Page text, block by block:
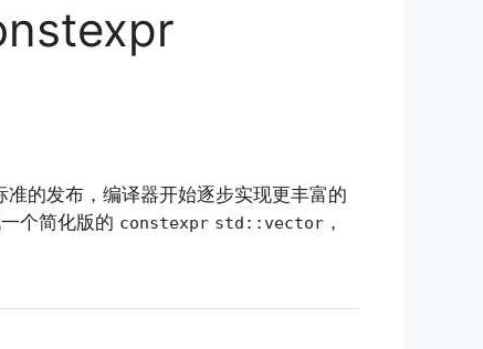
的发布，编译器开始逐步实现更丰富的
个简化版的 constexpr std::vector ，